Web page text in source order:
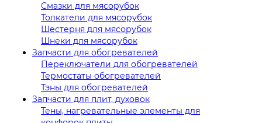
Смазки для мясорубок
Толкатели для мясорубок
Шестерня для мясорубок
Шнеки для мясорубок
Запчасти для обогревателей
Переключатели для обогревателей
Термостаты обогревателей
Тэны для обогревателей
Запчасти для плит, духовок
Тены, нагревательные элементы для